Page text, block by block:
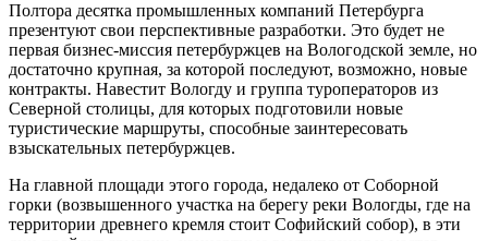
Полтора десятка промышленных компаний Петербурга
презентуют свои перспективные разработки. Это будет не
первая бизнес-миссия петербуржцев на Вологодской земле, но
достаточно крупная, за которой последуют, возможно, новые
контракты. Навестит Вологду и группа туроператоров из
Северной столицы, для которых подготовили новые
туристические маршруты, способные заинтересовать
взыскательных петербуржцев.
На главной площади этого города, недалеко от Соборной
горки (возвышенного участка на берегу реки Вологды, где на
территории древнего кремля стоит Софийский собор), в эти